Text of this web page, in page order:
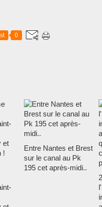
0
Entre Nantes et Brest
sur le canal au Pk
195 cet après-midi..